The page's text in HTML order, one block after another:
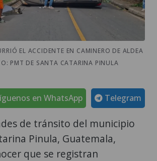
EL ACCIDENTE EN CAMINERO DE ALDEA
PMT DE SANTA CATARINA PINULA
Telegram
en WhatsApp
de tránsito del municipio
Pinula, Guatemala,
que se registran